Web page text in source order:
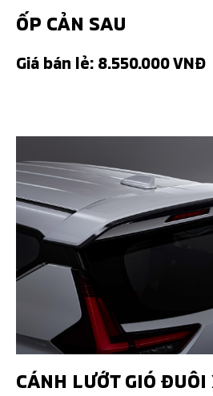
ỐP CẢN SAU
Giá bán lẻ: 8.550.000 VNĐ
CÁNH LƯỚT GIÓ ĐUÔI